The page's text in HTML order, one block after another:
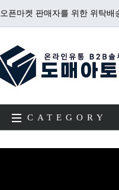
오픈마켓 판매자를 위한 위탁배
CATEGORY